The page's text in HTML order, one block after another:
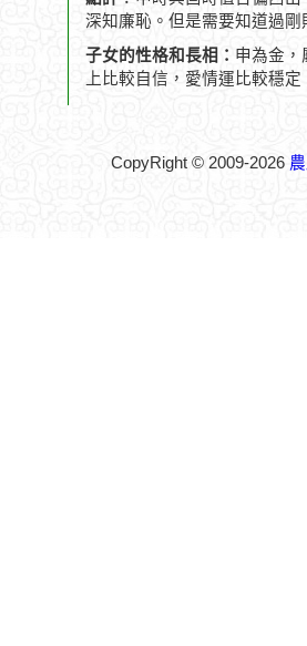
深知廉恥。但是需要知道過剛
子女的性格和長相： 申為金，
上比較自信，愛情運比較穩定
CopyRight © 2009-2026